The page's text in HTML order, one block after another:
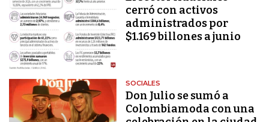
cerró con activos
administrados por
$1.169 billones a junio
SOCIALES
Don Julio se sumó a
Colombiamoda con una